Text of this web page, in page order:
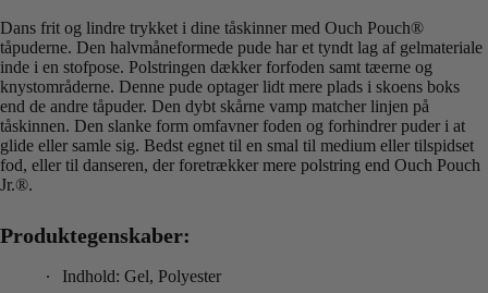
Dans frit og lindre trykket i dine tåskinner med Ouch Pouch®
tåpuderne. Den halvmåneformede pude har et tyndt lag af gelmateriale
inde i en stofpose. Polstringen dækker forfoden samt tæerne og
knystområderne. Denne pude optager lidt mere plads i skoens boks
end de andre tåpuder. Den dybt skårne vamp matcher linjen på
tåskinnen. Den slanke form omfavner foden og forhindrer puder i at
glide eller samle sig. Bedst egnet til en smal til medium eller tilspidset
fod, eller til danseren, der foretrækker mere polstring end Ouch Pouch
Jr.®.
Produktegenskaber:
Indhold: Gel, Polyester